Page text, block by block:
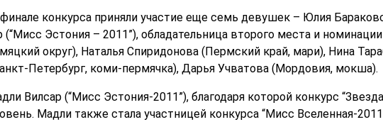
конкурса приняли участие еще семь девушек – Юлия
Эстония – 2011”), обладательница второго места и номинации
округ), Наталья Спиридонова (Пермский край, мари), Нина
Петербург, коми-пермячка), Дарья Учватова (Мордовия, мокша).
Вилсар (“Мисс Эстония-2011”), благодаря которой конкурс
Мадли также стала участницей конкурса “Мисс Вселенная-